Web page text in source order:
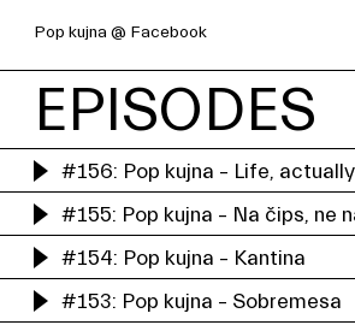
Pop kujna @ Facebook
EPISODES
#156: Pop kujna – Life, actually
#155: Pop kujna – Na čips, ne
#154: Pop kujna – Kantina
#153: Pop kujna – Sobremesa